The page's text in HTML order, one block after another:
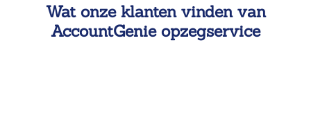
Wat onze klanten vinden van
AccountGenie opzegservice